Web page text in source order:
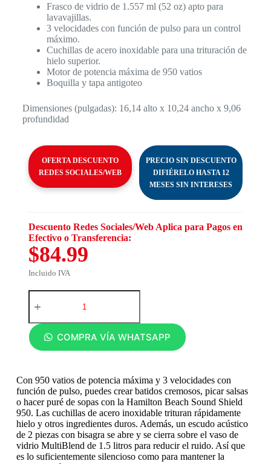
Frasco de vidrio de 1.557 ml (52 oz) apto para
lavavajillas.
3 velocidades con función de pulso para un control
máximo.
Cuchillas de acero inoxidable para una trituración de
hielo superior.
Motor de potencia máxima de 950 vatios
Boquilla y tapa antigoteo
Dimensiones (pulgadas): 16,14 alto x 10,24 ancho x 9,06
profundidad
OFERTA DESCUENTO
REDES SOCIALES/WEB
PRECIO SIN DESCUENTO
DIFIÉRELO HASTA 12
MESES SIN INTERESES
Descuento Redes Sociales/Web Aplica para Pagos en
Efectivo o Transferencia:
$84.99
Incluido IVA
COMPRA VÍA WHATSAPP
Con 950 vatios de potencia máxima y 3 velocidades con
función de pulso, puedes crear batidos cremosos, picar salsas
o hacer puré de sopas con la Hamilton Beach Sound Shield
950. Las cuchillas de acero inoxidable trituran rápidamente
hielo y otros ingredientes duros. Además, un escudo acústico
de 2 piezas con bisagra se abre y se cierra sobre el vaso de
vidrio MultiBlend de 1.5 litros para reducir el ruido. Así que
es lo suficientemente silencioso como para mantener la